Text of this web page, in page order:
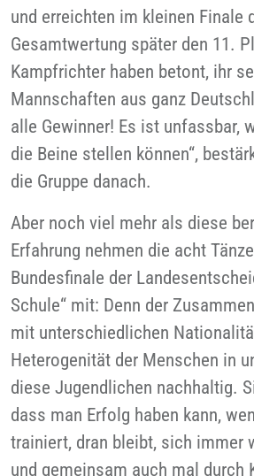
und erreichten im kleinen Finale
Gesamtwertung später den 11.
Kampfrichter haben betont, ihr
Mannschaften aus ganz
alle Gewinner! Es ist unfassbar,
die Beine stellen können“,
die Gruppe danach.
Aber noch viel mehr als diese
Erfahrung nehmen die acht
Bundesfinale der
Schule“ mit: Denn der
mit unterschiedlichen
Heterogenität der Menschen in
diese Jugendlichen nachhaltig.
dass man Erfolg haben kann,
trainiert, dran bleibt, sich immer
und gemeinsam auch mal durch